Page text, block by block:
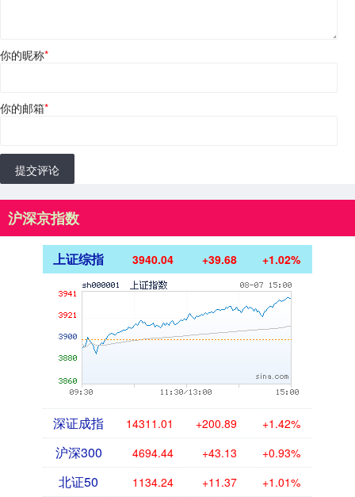
你的昵称*
你的邮箱*
提交评论
沪深京指数
上证综指 3940.04 +39.68 +1.02%
深证成指 14311.01 +200.89 +1.42%
沪深300 4694.44 +43.13 +0.93%
北证50 1134.24 +11.37 +1.01%